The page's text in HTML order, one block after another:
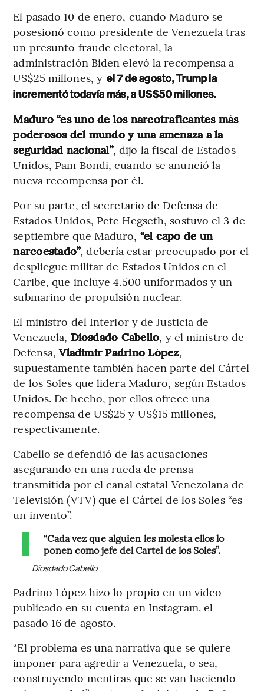
El pasado 10 de enero, cuando Maduro se
posesionó como presidente de Venezuela tras
un presunto fraude electoral, la
administración Biden elevó la recompensa a
US$25 millones, y el 7 de agosto, Trump la
incrementó todavía más, a US$50 millones.
Maduro “es uno de los narcotraficantes más
poderosos del mundo y una amenaza a la
seguridad nacional”, dijo la fiscal de Estados
Unidos, Pam Bondi, cuando se anunció la
nueva recompensa por él.
Por su parte, el secretario de Defensa de
Estados Unidos, Pete Hegseth, sostuvo el 3 de
septiembre que Maduro, “el capo de un
narcoestado”, debería estar preocupado por el
despliegue militar de Estados Unidos en el
Caribe, que incluye 4.500 uniformados y un
submarino de propulsión nuclear.
El ministro del Interior y de Justicia de
Venezuela, Diosdado Cabello, y el ministro de
Defensa,Vladimir Padrino López,
supuestamente también hacen parte del Cártel
de los Soles que lidera Maduro, según Estados
Unidos. De hecho, por ellos ofrece una
recompensa de US$25 y US$15 millones,
respectivamente.
Cabello se defendió de las acusaciones
asegurando en una rueda de prensa
transmitida por el canal estatal Venezolana de
Televisión (VTV) que el Cártel de los Soles “es
un invento”.
“Cada vez que alguien les molesta ellos lo
ponen como jefe del Cartel de los Soles”.
Diosdado Cabello
Padrino López hizo lo propio en un video
publicado en su cuenta en Instagram. el
pasado 16 de agosto.
“El problema es una narrativa que se quiere
imponer para agredir a Venezuela, o sea,
construyendo mentiras que se van haciendo